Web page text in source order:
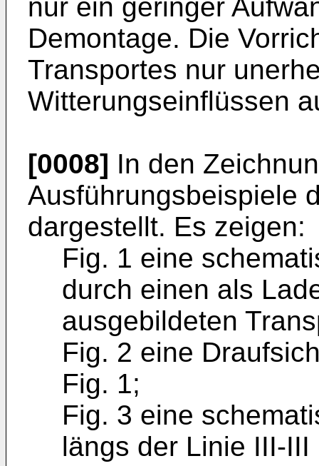
nur ein geringer
Demontage. Die
Transportes nur
Witterungseinflüssen
[0008] In den
Ausführungsbeispiele
dargestellt. Es zeigen:
Fig. 1 eine
durch einen als
ausgebildeten
Fig. 2 eine
Fig. 1;
Fig. 3 eine
längs der Linie III-III